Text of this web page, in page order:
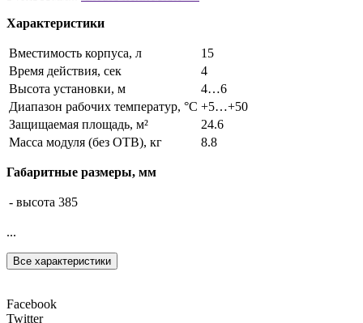
Характеристики
Вместимость корпуса, л
15
Время действия, сек
4
Высота установки, м
4…6
Диапазон рабочих температур, °С +5…+50
Защищаемая площадь, м²
24.6
Масса модуля (без ОТВ), кг
8.8
Габаритные размеры, мм
- высота 385
...
Все характеристики
Facebook
Twitter